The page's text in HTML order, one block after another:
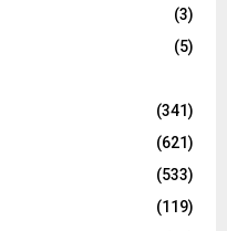
(3)
(5)
(341)
(621)
(533)
(119)